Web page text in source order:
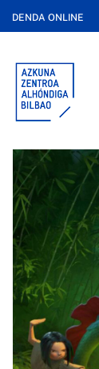
DENDA ONLINE